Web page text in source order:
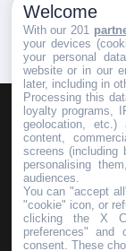
HOMEPAGE
PUBBLICITÀSCRIVI
Copyright © 2016 -
Welcome
With our 201
your devices
your personal
website or in our
later, including in
Processing this
loyalty programs,
geolocation, etc.)
content,
screens (including
personalising
audiences.
You can "accept
"cookie" icon, or
clicking the X
preferences"
consent. These